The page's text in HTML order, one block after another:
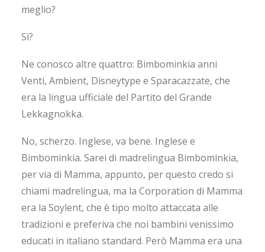
meglio?
Sì?
Ne conosco altre quattro: Bimbominkia anni
Venti, Ambient, Disneytype e Sparacazzate, che
era la lingua ufficiale del Partito del Grande
Lekkagnokka.
No, scherzo. Inglese, va bene. Inglese e
Bimbominkia. Sarei di madrelingua Bimbominkia,
per via di Mamma, appunto, per questo credo si
chiami madrelingua, ma la Corporation di Mamma
era la Soylent, che è tipo molto attaccata alle
tradizioni e preferiva che noi bambini venissimo
educati in italiano standard. Però Mamma era una